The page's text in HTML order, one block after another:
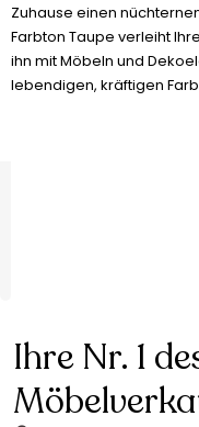
Zuhause einen
Farbton Taupe verleiht
ihn mit Möbeln und
lebendigen, kräftigen
Ihre Nr. 1